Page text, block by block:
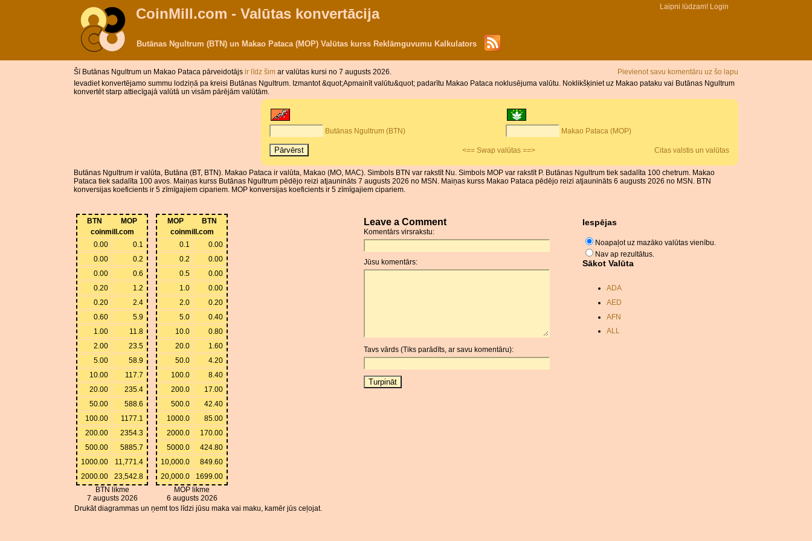
CoinMill.com - Valūtas konvertācija Laipni lūdzam! Login
Butānas Ngultrum (BTN) un Makao Pataca (MOP) Valūtas kurss Reklāmguvumu Kalkulators
Pievienot savu komentāru uz šo lapu
Šī Butānas Ngultrum un Makao Pataca pārveidotājs ir līdz šim ar valūtas kursi no 7 augusts 2026.
Ievadiet konvertējamo summu lodziņā pa kreisi Butānas Ngultrum. Izmantot &quot;Apmainīt valūtu&quot; padarītu Makao Pataca noklusējuma valūtu. Noklikšķiniet uz Makao pataku vai Butānas Ngultrum
konvertēt starp attiecīgajā valūtā un visām pārējām valūtām.
Butānas Ngultrum (BTN) Makao Pataca (MOP)
<== Swap valūtas ==> Citas valstis un valūtas
Butānas Ngultrum ir valūta, Butāna (BT, BTN). Makao Pataca ir valūta, Makao (MO, MAC). Simbols BTN var rakstīt Nu. Simbols MOP var rakstīt P. Butānas Ngultrum tiek sadalīta 100 chetrum. Makao
Pataca tiek sadalīta 100 avos. Maiņas kurss Butānas Ngultrum pēdējo reizi atjaunināts 7 augusts 2026 no MSN. Maiņas kurss Makao Pataca pēdējo reizi atjaunināts 6 augusts 2026 no MSN. BTN
konversijas koeficients ir 5 zīmīgajiem cipariem. MOP konversijas koeficients ir 5 zīmīgajiem cipariem.
BTN
MOP
coinmill.com
0.00
0.1
0.00
0.2
0.00
0.6
0.20
1.2
0.20
2.4
0.60
5.9
1.00
11.8
2.00
23.5
5.00
58.9
10.00
117.7
20.00
235.4
50.00
588.6
100.00
1177.1
200.00
2354.3
500.00
5885.7
1000.00
11,771.4
2000.00
23,542.8
BTN likme
7 augusts 2026
MOP
BTN
coinmill.com
0.1
0.00
0.2
0.00
0.5
0.00
1.0
0.00
2.0
0.20
5.0
0.40
10.0
0.80
20.0
1.60
50.0
4.20
100.0
8.40
200.0
17.00
500.0
42.40
1000.0
85.00
2000.0
170.00
5000.0
424.80
10,000.0
849.60
20,000.0
1699.00
MOP likme
6 augusts 2026
Drukāt diagrammas un ņemt tos līdzi jūsu maka vai maku, kamēr jūs ceļojat.
Leave a Comment
Komentārs virsrakstu:
Jūsu komentārs:
Tavs vārds (Tiks parādīts, ar savu komentāru):
Iespējas
Noapaļot uz mazāko valūtas vienību.
Nav ap rezultātus.
Sākot Valūta
ADA
AED
AFN
ALL